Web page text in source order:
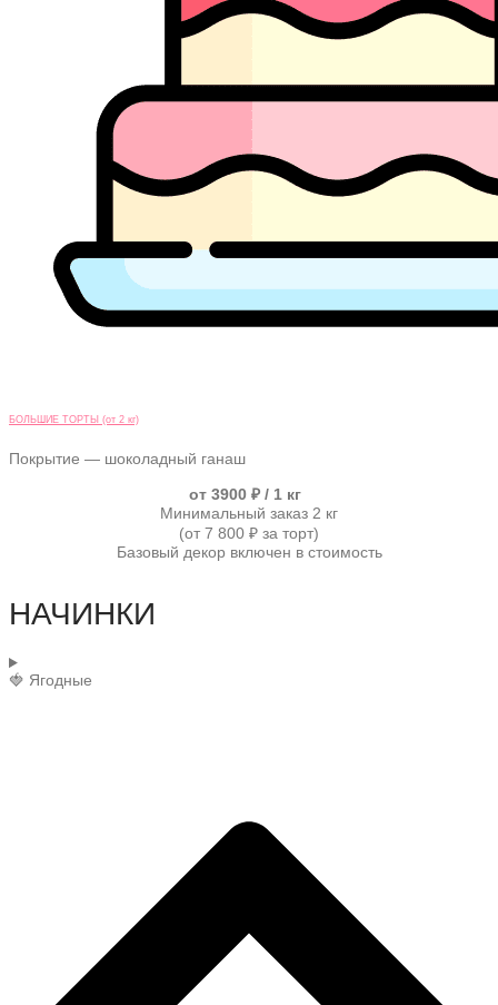
БОЛЬШИЕ ТОРТЫ (от 2 кг)
Покрытие — шоколадный ганаш
от 3900 ₽ / 1 кг
Минимальный заказ 2 кг
(от 7 800 ₽ за торт)
Базовый декор включен в стоимость
НАЧИНКИ
🍓 Ягодные